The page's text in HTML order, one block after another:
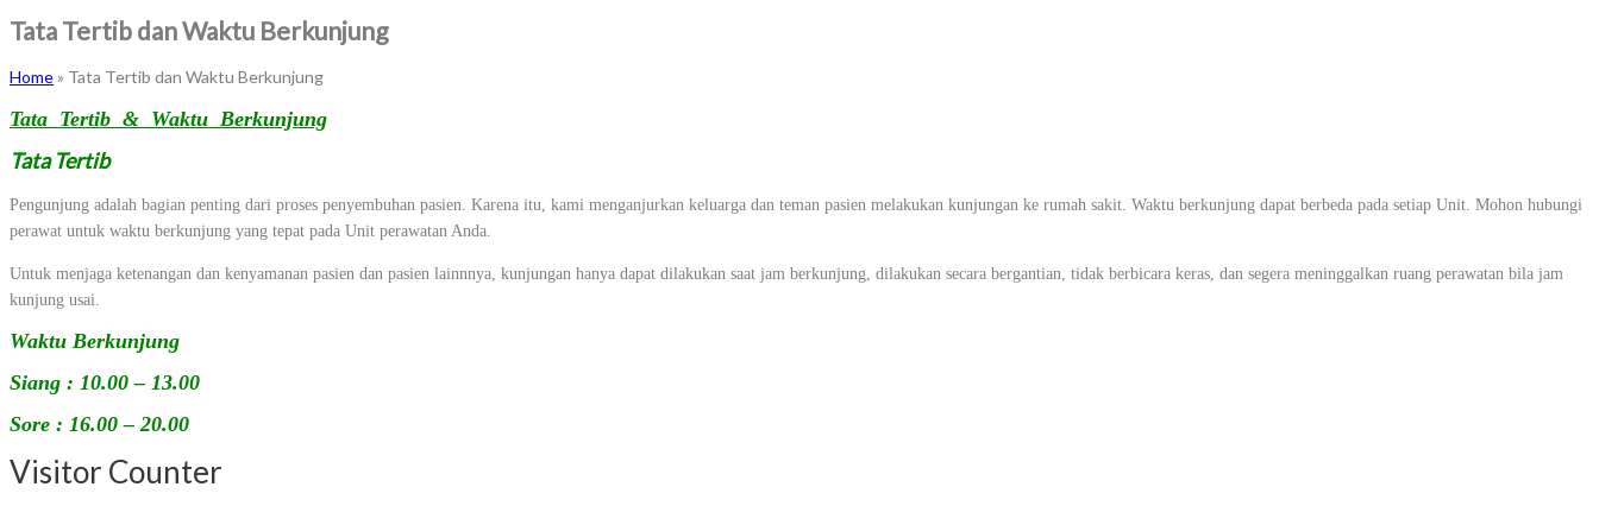
Tata Tertib dan Waktu Berkunjung
Home» Tata Tertib dan Waktu Berkunjung
Tata Tertib & Waktu Berkunjung
Tata Tertib
Pengunjung adalah bagian penting dari proses penyembuhan pasien. Karena itu, kami menganjurkan keluarga dan teman pasien melakukan kunjungan ke rumah sakit. Waktu berkunjung dapat berbeda pada setiap Unit. Mohon hubungi
perawat untuk waktu berkunjung yang tepat pada Unit perawatan Anda.
Untuk menjaga ketenangan dan kenyamanan pasien dan pasien lainnnya, kunjungan hanya dapat dilakukan saat jam berkunjung, dilakukan secara bergantian, tidak berbicara keras, dan segera meninggalkan ruang perawatan bila jam
kunjung usai.
Waktu Berkunjung
Siang : 10.00 – 13.00
Sore : 16.00 – 20.00
Visitor Counter